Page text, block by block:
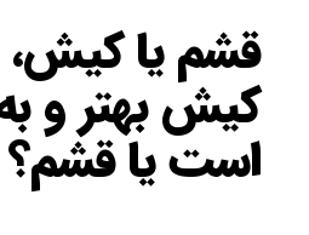
قشم یا کیش،‌
کیش بهتر و
است یا قشم؟